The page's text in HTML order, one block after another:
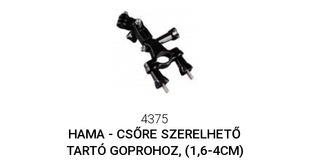
4375
HAMA - CSŐRE SZERELHETŐ
TARTÓ GOPROHOZ, (1,6-4CM)